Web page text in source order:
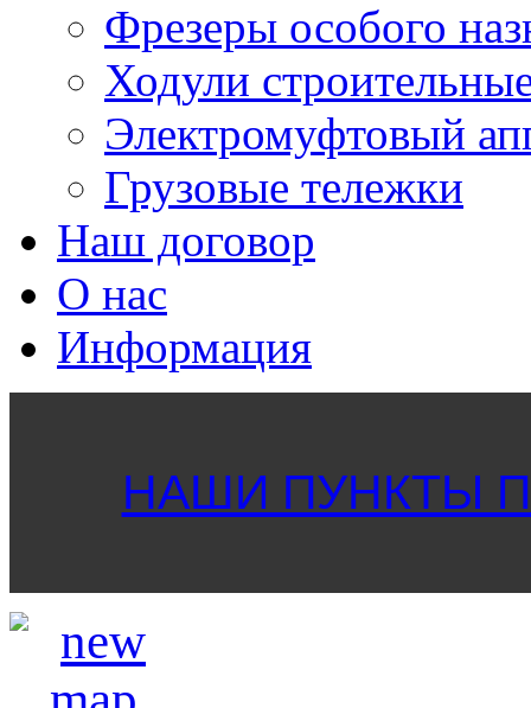
Фрезеры особого
Ходули
Электромуфтовый
Грузовые тележки
Наш договор
О нас
Информация
НАШИ ПУНКТЫ